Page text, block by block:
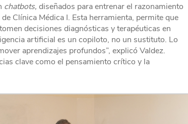
chatbots, diseñados para entrenar el razonamiento
Clínica Médica I. Esta herramienta, permite que
decisiones diagnósticas y terapéuticas en
artificial es un copiloto, no un sustituto. Lo
aprendizajes profundos”, explicó Valdez.
clave como el pensamiento crítico y la